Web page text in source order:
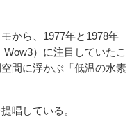
から、1977年と1978年
）に注目していたこ
間に浮かぶ「低温の水素
唱している。